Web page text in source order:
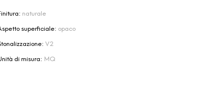
naturale
superficiale: opaco
V2
di misura: MQ